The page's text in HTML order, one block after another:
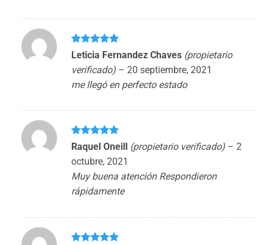
Valorado
Leticia Fernandez Chaves (propietario
verificado) – 20 septiembre, 2021
me llegó en perfecto estado
Valorado
con
Raquel Oneill (propietario verificado) – 2
octubre, 2021
Muy buena atención Respondieron
rápidamente